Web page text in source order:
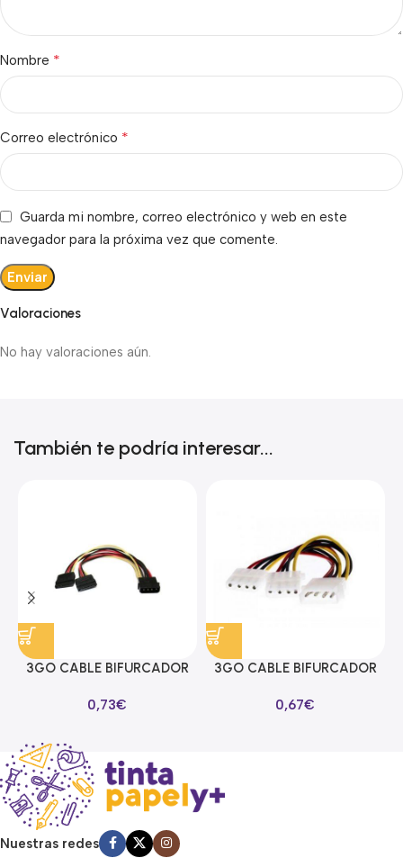
Valoraciones
No hay valoraciones aún.
Nombre *
Correo electrónico *
Guarda mi nombre, correo electrónico y web en este
navegador para la próxima vez que comente.
También te podría interesar...
3GO CABLE BIFURCADOR
0,73€
3GO CABLE BIFURCADOR
0,67€
Nuestras redes